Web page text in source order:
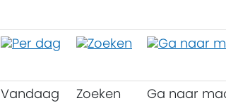
Vandaag Zoeken Ga naar